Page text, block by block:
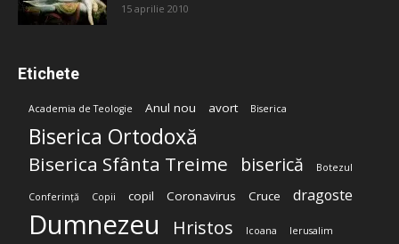
15 aprilie 2010
Etichete
Academia de Teologie Anul nou avort Biserica
Biserica Ortodoxă
Biserica Sfânta Treime biserică Botezul
Conferință Copii copil Coronavirus Cruce dragoste
Dumnezeu Hristos Icoana Ierusalim